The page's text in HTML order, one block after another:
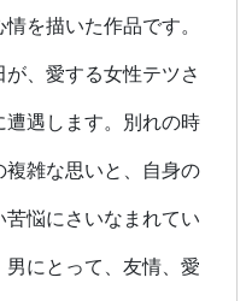
を描いた作品です。
、愛する女性テツさ
遇します。別れの時
雑な思いと、自身の
悩にさいなまれてい
にとって、友情、愛